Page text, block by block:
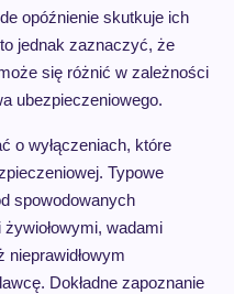
opóźnienie skutkuje ich
jednak zaznaczyć, że
się różnić w zależności
ubezpieczeniowego.
o wyłączeniach, które
Typowe
spowodowanych
wadami
Dokładne zapoznanie